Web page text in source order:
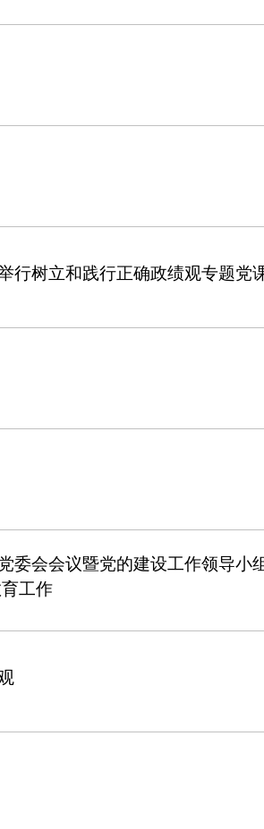
行树立和践行正确政绩观专题党
委会会议暨党的建设工作领导小
工作